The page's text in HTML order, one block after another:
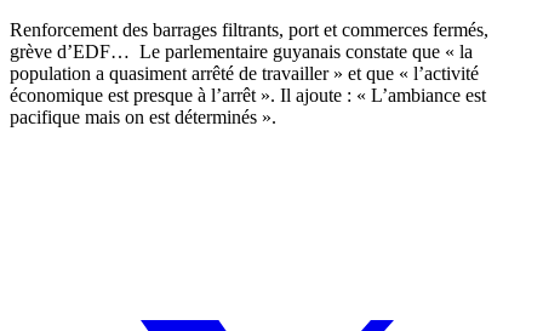
Renforcement des barrages filtrants, port et commerces fermés,
grève d’EDF… Le parlementaire guyanais constate que « la
population a quasiment arrêté de travailler » et que « l’activité
économique est presque à l’arrêt ». Il ajoute : « L’ambiance est
pacifique mais on est déterminés ».